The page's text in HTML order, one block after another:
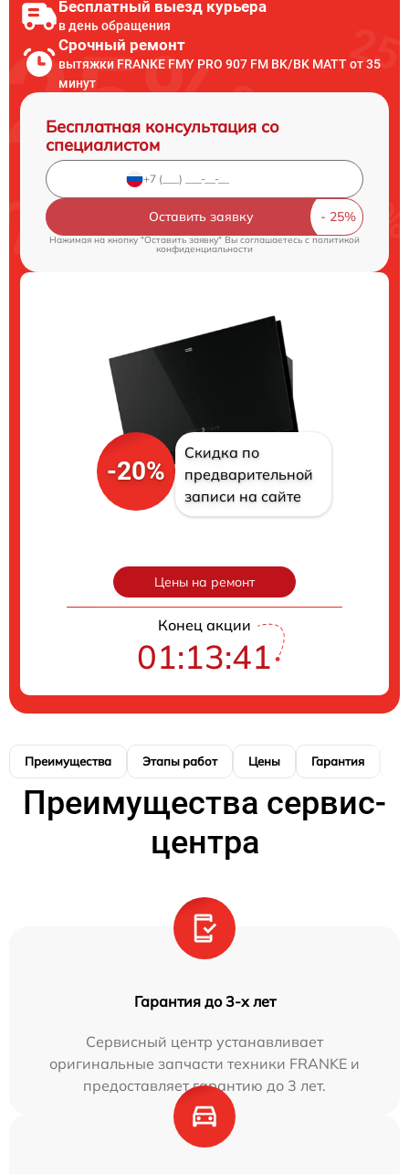
Бесплатный выезд курьера
в день обращения
Срочный ремонт
вытяжки FRANKE FMY PRO 907 FM BK/BK MATT от 35
минут
Бесплатная консультация со
специалистом
Оставить заявку
Нажимая на кнопку "Оставить заявку" Вы соглашаетесь cполитикой
конфиденциальности
-20%
Скидка по
предварительной
записи на сайте
Цены на ремонт
Конец акции
01:13:40
Преимущества Этапы работ Цены Гарантия
Преимущества сервис-
центра
Гарантия до 3-х лет
Сервисный центр устанавливает
оригинальные запчасти техники FRANKE и
предоставляет гарантию до 3 лет.